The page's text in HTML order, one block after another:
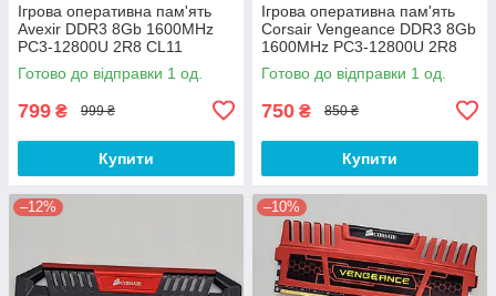
Ігрова оперативна пам'ять
Avexir DDR3 8Gb 1600MHz
PC3-12800U 2R8 CL11
(AVD3U16001108G-2CW) Б/В
Готово до відправки 1 од.
799 ₴ 999 ₴
Купити
Ігрова оперативна пам'ять
Corsair Vengeance DDR3 8Gb
1600MHz PC3-12800U 2R8
CL9 (CMY16GX3M2A1600C9)
Б/В
Готово до відправки 1 од.
750 ₴ 850 ₴
Купити
–12% –10%